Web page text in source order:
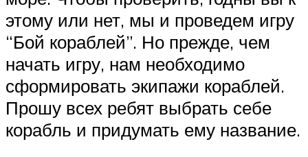
этому или нет, мы и проведем игру
“Бой кораблей”. Но прежде, чем
начать игру, нам необходимо
сформировать экипажи кораблей.
Прошу всех ребят выбрать себе
корабль и придумать ему название.